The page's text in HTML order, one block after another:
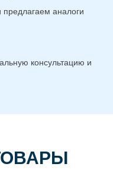
аналоги
консультацию и